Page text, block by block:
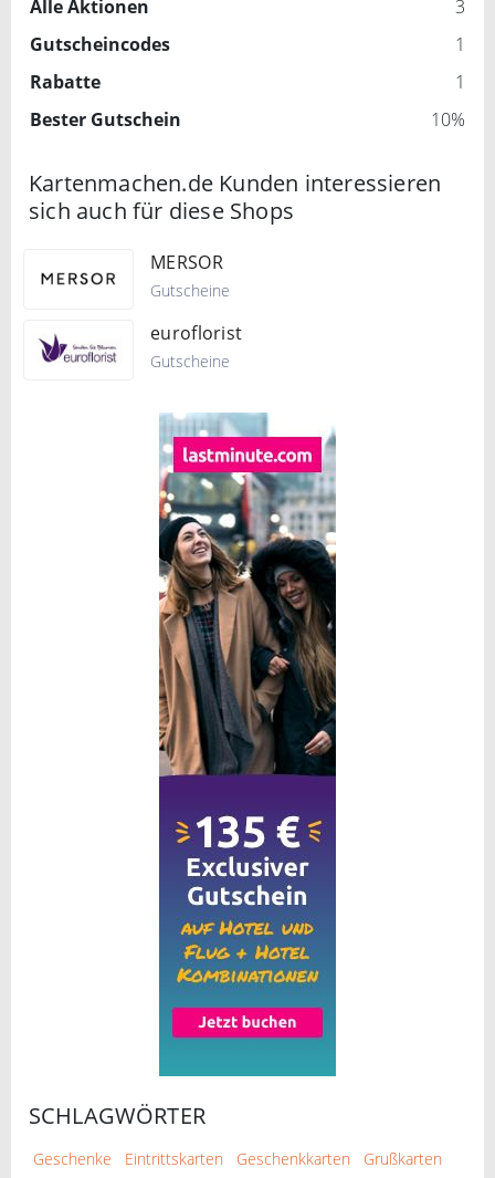
Alle Aktionen
3
Gutscheincodes
1
Rabatte
1
Bester Gutschein
10%
Kartenmachen.de Kunden interessieren
sich auch für diese Shops
MERSOR
Gutscheine
euroflorist
Gutscheine
SCHLAGWÖRTER
Geschenke Eintrittskarten Geschenkkarten
Grußkarten